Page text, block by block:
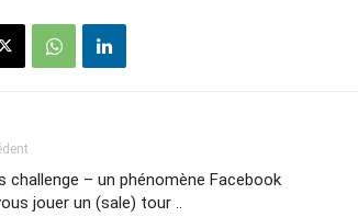
challenge – un phénomène Facebook
jouer un (sale) tour ..